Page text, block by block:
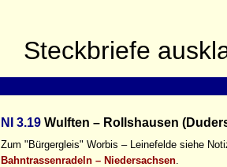
Steckbriefe
NI 3.19 Wulften – Rollshausen
Zum "Bürgergleis" Worbis – Leinefelde siehe
Bahntrassenradeln – Niedersachsen